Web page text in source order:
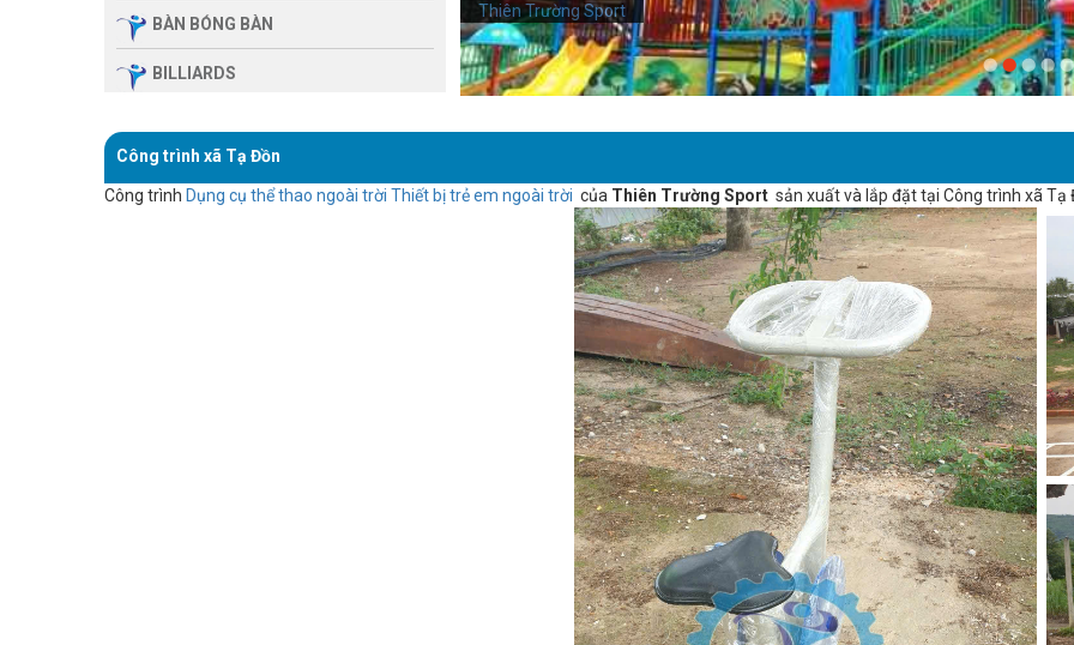
BÀN BÓNG BÀN
BILLIARDS
ĐÌNH
SẢN PHẨM MASSAGE
Thiên Trường Sport
Công trình xã Tạ Đồn
Công trình Dụng cụ thể thao ngoài trời Thiết bị trẻ em ngoài trời của Thiên Trường Sport sản xuất và lắp đặt tại Công trình xã Tạ